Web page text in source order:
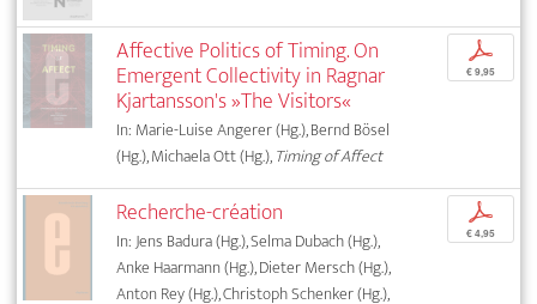
Affective Politics of Timing. On
Emergent Collectivity in Ragnar
Kjartansson's »The Visitors«
In: Marie-Luise Angerer (Hg.), Bernd Bösel
(Hg.), Michaela Ott (Hg.),Timing of Affect
p
€ 9,95
Recherche-création
In: Jens Badura (Hg.), Selma Dubach (Hg.),
Anke Haarmann (Hg.), Dieter Mersch (Hg.),
Anton Rey (Hg.), Christoph Schenker (Hg.),
p
€ 4,95